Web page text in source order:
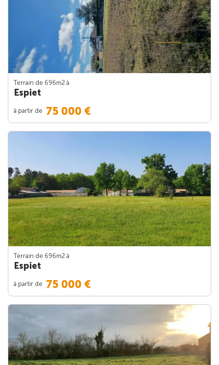
Terrain de 696m2 à
Espiet
à partir de 75 000 €
Terrain de 696m2 à
Espiet
à partir de 75 000 €